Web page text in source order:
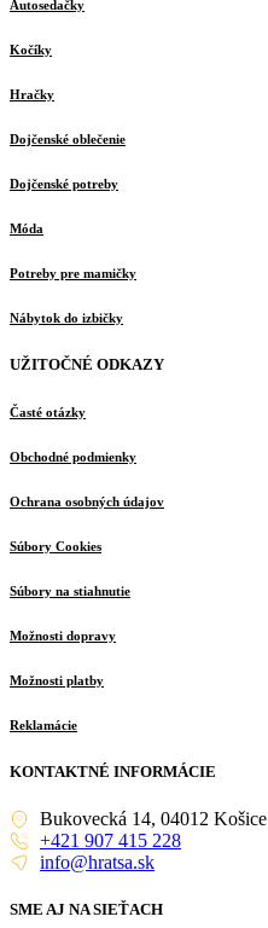
Autosedačky
Kočíky
Hračky
Dojčenské oblečenie
Dojčenské potreby
Móda
Potreby pre mamičky
Nábytok do izbičky
UŽITOČNÉ ODKAZY
Časté otázky
Obchodné podmienky
Ochrana osobných údajov
Súbory Cookies
Súbory na stiahnutie
Možnosti dopravy
Možnosti platby
Reklamácie
KONTAKTNÉ INFORMÁCIE
Bukovecká 14, 04012 Košice
+421 907 415 228
info@hratsa.sk
SME AJ NA SIEŤACH